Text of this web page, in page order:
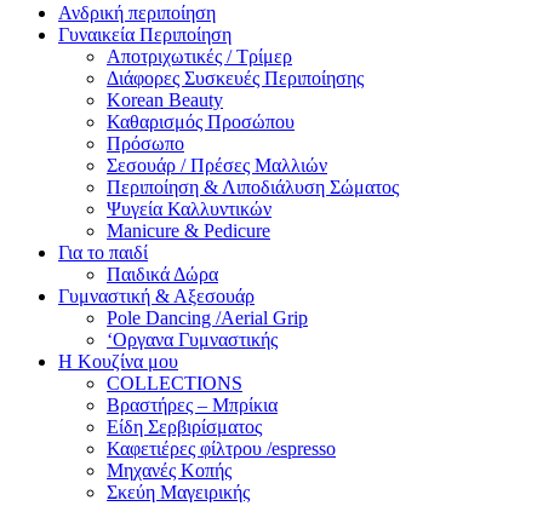
Ανδρική περιποίηση
Γυναικεία Περιποίηση
Αποτριχωτικές / Τρίμερ
Διάφορες Συσκευές Περιποίησης
Korean Beauty
Καθαρισμός Προσώπου
Πρόσωπο
Σεσουάρ / Πρέσες Μαλλιών
Περιποίηση & Λιποδιάλυση Σώματος
Ψυγεία Καλλυντικών
Manicure & Pedicure
Για το παιδί
Παιδικά Δώρα
Γυμναστική & Αξεσουάρ
Pole Dancing /Aerial Grip
‘Οργανα Γυμναστικής
Η Κουζίνα μου
COLLECTIONS
Βραστήρες – Μπρίκια
Είδη Σερβιρίσματος
Καφετιέρες φίλτρου /espresso
Μηχανές Κοπής
Σκεύη Μαγειρικής